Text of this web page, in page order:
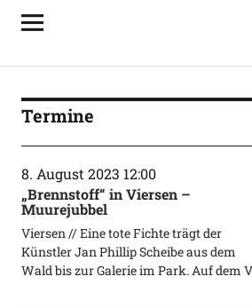
Termine
8. August 2023 12:00
„Brennstoff“ in Viersen –
Muurejubbel
Viersen // Eine tote Fichte trägt der
Künstler Jan Phillip Scheibe aus dem
Wald bis zur Galerie im Park. Auf dem